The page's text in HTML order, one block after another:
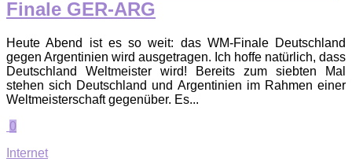
Finale GER-ARG
Heute Abend ist es so weit: das WM-Finale Deutschland
gegen Argentinien wird ausgetragen. Ich hoffe natürlich, dass
Deutschland Weltmeister wird! Bereits zum siebten Mal
stehen sich Deutschland und Argentinien im Rahmen einer
Weltmeisterschaft gegenüber. Es...
0
Internet